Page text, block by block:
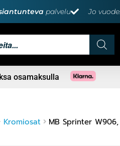
palvelu Jo
osamaksulla
Kromiosat MB Sprinter